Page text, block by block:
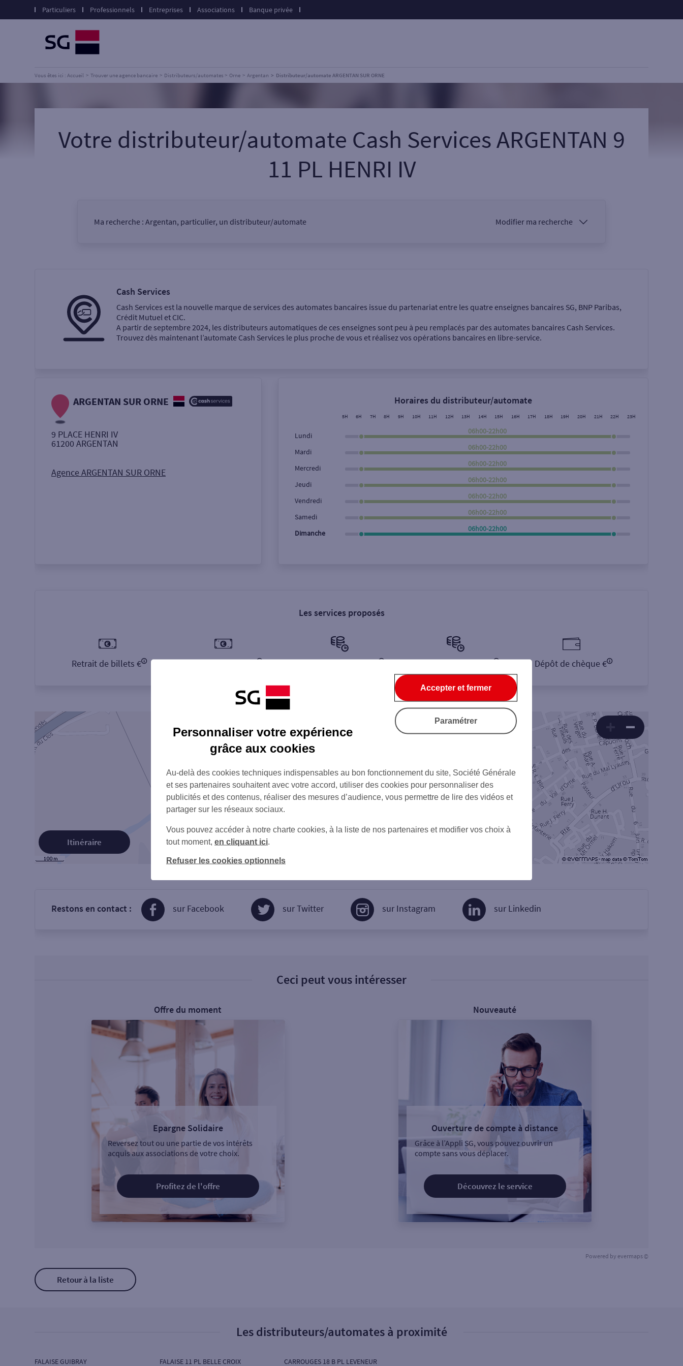
Particuliers Professionnels Entreprises Associations Banque privée
Vous êtes ici : Accueil Trouver une agence bancaire Distributeurs/automates Orne Argentan Distributeur/automate ARGENTAN SUR ORNE
Votre distributeur/automate Cash Services ARGENTAN 9
11 PL HENRI IV
Ma recherche : Argentan, particulier, un distributeur/automate Modifier ma recherche
Ma recherche
Retrait de billets €
Retrait de monnaie €
Rue Rechercher
Cash Services
Cash Services est la nouvelle marque de services des automates bancaires issue du partenariat entre les quatre enseignes bancaires SG, BNP Paribas,
Crédit Mutuel et CIC.
A partir de septembre 2024, les distributeurs automatiques de ces enseignes sont peu à peu remplacés par des automates bancaires Cash Services.
Trouvez dès maintenant l’automate Cash Services le plus proche de vous et réalisez vos opérations bancaires en libre-service.
ARGENTAN SUR ORNE
9 PLACE HENRI IV
61200 ARGENTAN
Agence ARGENTAN SUR ORNE
Horaires du distributeur/automate
5H 6H 7H 8H 9H 10H 11H 12H 13H 14H 15H 16H 17H 18H 19H 20H 21H 22H 23H
Lundi
06h00-22h00
Mardi
06h00-22h00
Mercredi
06h00-22h00
Jeudi
06h00-22h00
Vendredi
06h00-22h00
Samedi
06h00-22h00
Dimanche
06h00-22h00
Les services proposés
Retrait de billets € Dépôt de billets € Retrait de monnaie € Dépôt de monnaie € Dépôt de chèque €
Itinéraire
Restons en contact : sur Facebook sur Twitter sur Instagram sur Linkedin
Ceci peut vous intéresser
Offre du moment
Epargne Solidaire
Reversez tout ou une partie de vos intérêts
acquis aux associations de votre choix.
Profitez de l'offre
Nouveauté
Ouverture de compte à distance
Grâce à l’Appli SG, vous pouvez ouvrir un
compte sans vous déplacer.
Découvrez le service
Powered by evermaps ©
Retour à la liste
Les distributeurs/automates à proximité
FALAISE GUIBRAY FALAISE 11 PL BELLE CROIX CARROUGES 18 B PL LEVENEUR
Personnaliser votre expérience
grâce aux cookies
Au-delà des cookies techniques indispensables au bon fonctionnement du site, Société Générale
et ses partenaires souhaitent avec votre accord, utiliser des cookies pour personnaliser des
publicités et des contenus, réaliser des mesures d’audience, vous permettre de lire des vidéos et
partager sur les réseaux sociaux.
Vous pouvez accéder à notre charte cookies, à la liste de nos partenaires et modifier vos choix à
tout moment, en cliquant ici
Refuser les cookies optionnels
Accepter et fermer
Paramétrer